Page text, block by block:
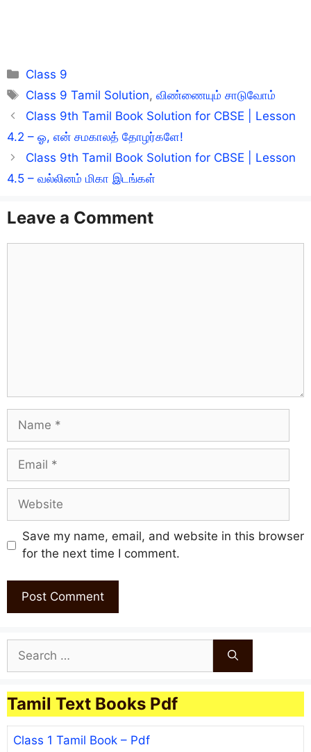
Categories
Class 9
Tags
Class 9 Tamil Solution,விண்ணையும் சாடுவோம்
Class 9th Tamil Book Solution for CBSE | Lesson
4.2 – ஓ, என் சமகாலத் தாேழர்களே!
Class 9th Tamil Book Solution for CBSE | Lesson
4.5 – வல்லினம் மிகா இடங்கள்
Leave a Comment
Name
Email
Website
Save my name, email, and website in this browser
for the next time I comment.
for:
Tamil Text Books Pdf
Class 1 Tamil Book – Pdf